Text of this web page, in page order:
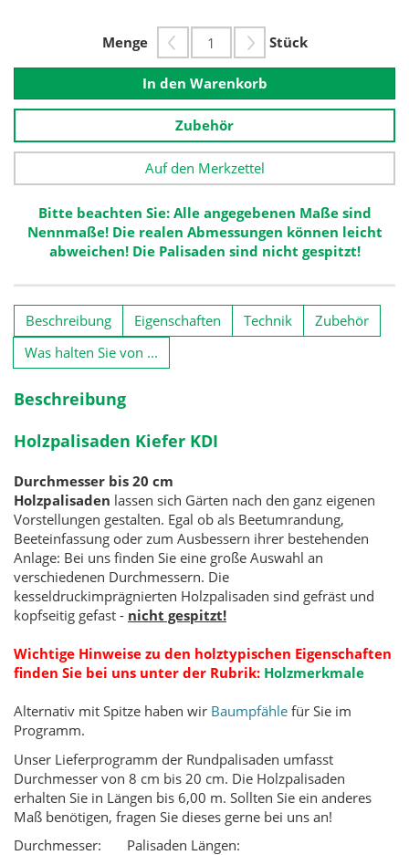
Menge Stück
In den Warenkorb
Zubehör
Auf den Merkzettel
Bitte beachten Sie: Alle angegebenen Maße sind
Nennmaße! Die realen Abmessungen können leicht
abweichen! Die Palisaden sind nicht gespitzt!
Beschreibung Eigenschaften Technik
Zubehör
Was halten Sie von ...
Beschreibung
Holzpalisaden Kiefer KDI
Durchmesser bis 20 cm
Holzpalisaden lassen sich Gärten nach den ganz eigenen
Vorstellungen gestalten. Egal ob als Beetumrandung,
Beeteinfassung oder zum Ausbessern ihrer bestehenden
Anlage: Bei uns finden Sie eine große Auswahl an
verschiedenen Durchmessern. Die
kesseldruckimprägnierten Holzpalisaden sind gefräst und
kopfseitig gefast - nicht gespitzt!
Wichtige Hinweise zu den holztypischen Eigenschaften
finden Sie bei uns unter der Rubrik: Holzmerkmale
Alternativ mit Spitze haben wir Baumpfähle für Sie im
Programm.
Unser Lieferprogramm der Rundpalisaden umfasst
Durchmesser von 8 cm bis 20 cm. Die Holzpalisaden
erhalten Sie in Längen bis 6,00 m. Sollten Sie ein anderes
Maß benötigen, fragen Sie dieses gerne bei uns an!
Durchmesser:
Palisaden Längen: